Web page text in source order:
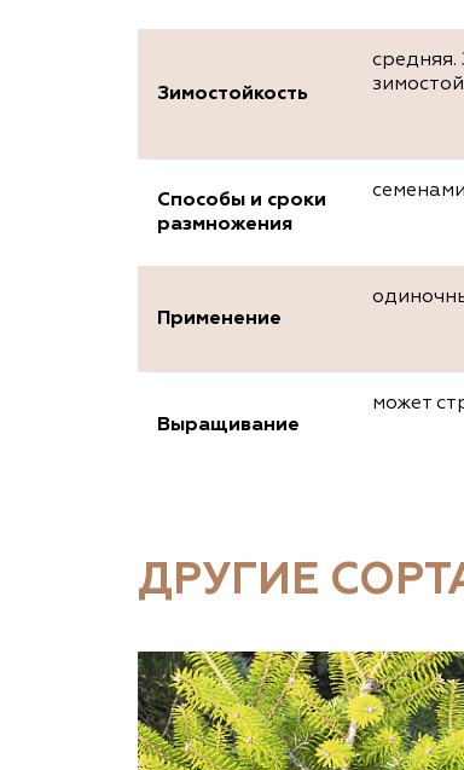
Зимостойкость
Способы и сроки
размножения
Применение
Выращивание
может
ДРУГИЕ